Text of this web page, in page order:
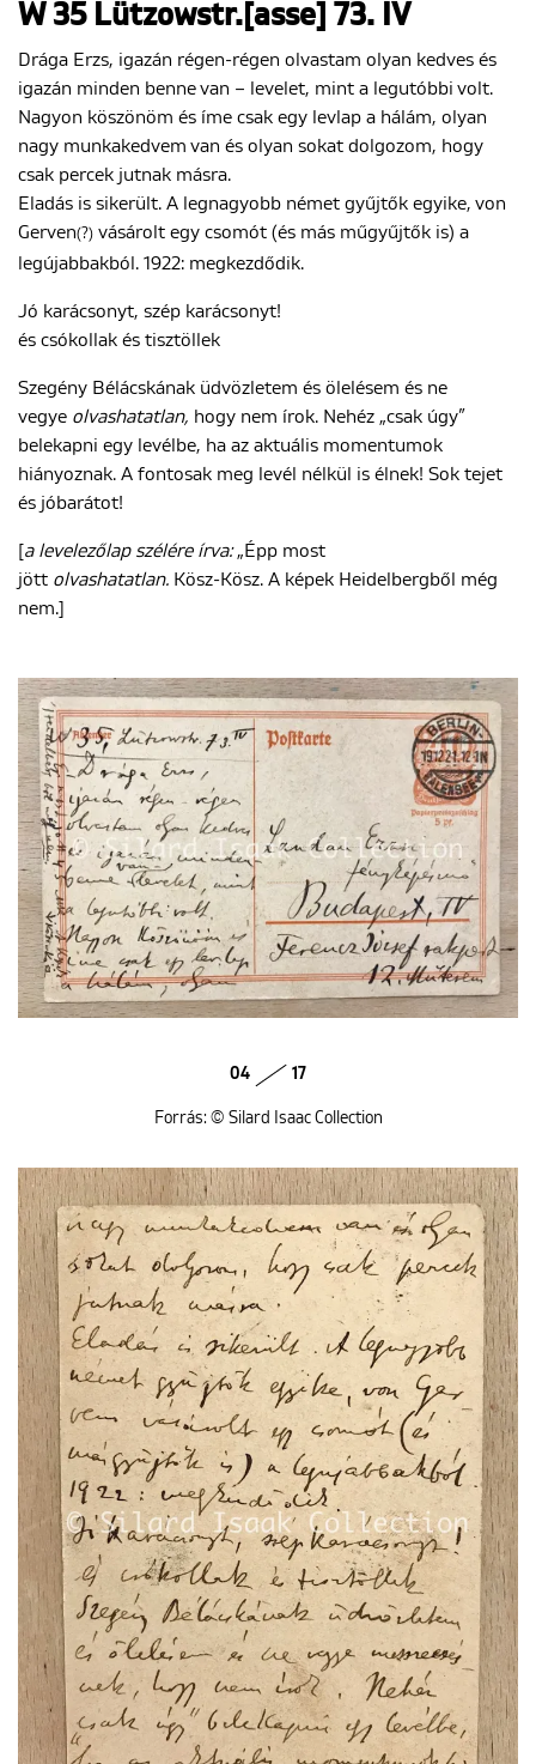
W 35 Lützowstr.[asse] 73. IV
Drága Erzs, igazán régen-régen olvastam olyan kedves és
igazán minden benne van – levelet, mint a legutóbbi volt.
Nagyon köszönöm és íme csak egy levlap a hálám, olyan
nagy munkakedvem van és olyan sokat dolgozom, hogy
csak percek jutnak másra.
Eladás is sikerült. A legnagyobb német gyűjtők egyike, von
Gerven(?) vásárolt egy csomót (és más műgyűjtők is) a
legújabbakból. 1922: megkezdődik.
Jó karácsonyt, szép karácsonyt!
és csókollak és tisztöllek
Szegény Bélácskának üdvözletem és ölelésem és ne
vegye olvashatatlan, hogy nem írok. Nehéz „csak úgy”
belekapni egy levélbe, ha az aktuális momentumok
hiányoznak. A fontosak meg levél nélkül is élnek! Sok tejet
és jóbarátot!
[a levelezőlap szélére írva:„Épp most
jött olvashatatlan. Kösz-Kösz. A képek Heidelbergből még
nem.]
04 17
Forrás: © Silard Isaac Collection